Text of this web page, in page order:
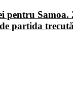
pentru Samoa.
partida